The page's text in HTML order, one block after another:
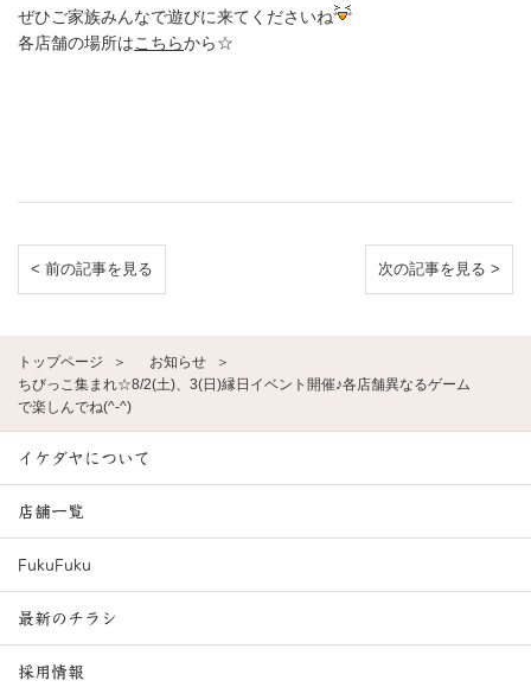
ぜひご家族みんなで遊びに来てくださいね
各店舗の場所はこちらから☆
< 前の記事を見る 次の記事を見る >
トップページ
お知らせ
ちびっこ集まれ☆8/2(土)、3(日)縁日イベント開催♪各店舗異なるゲーム
で楽しんでね(^-^)
イケダヤについて
店舗一覧
FukuFuku
最新のチラシ
採用情報